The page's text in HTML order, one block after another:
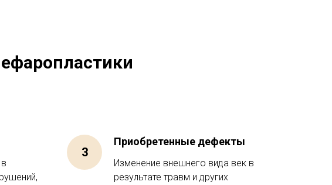
Приобретенные дефекты
Изменение внешнего вида век в
результате травм и других